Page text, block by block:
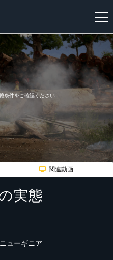
新
規
録
条件をご確認ください
関連動画
実態
ューギニア